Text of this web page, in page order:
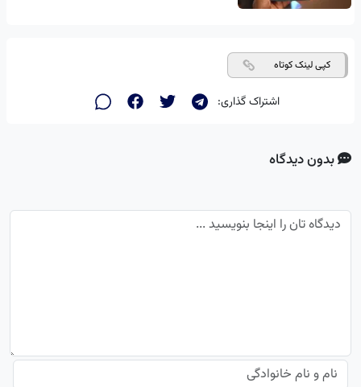
کپی لینک کوتاه
اشتراک گذاری:
بدون دیدگاه